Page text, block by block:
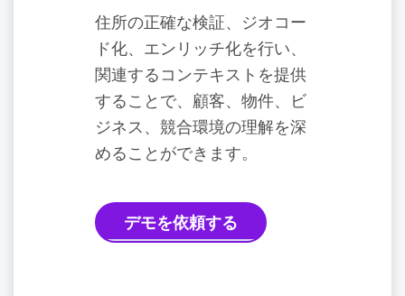
住所の正確な検証、ジオコー
ド化、エンリッチ化を行い、
関連するコンテキストを提供
することで、顧客、物件、ビ
ジネス、競合環境の理解を深
めることができます。
デモを依頼する